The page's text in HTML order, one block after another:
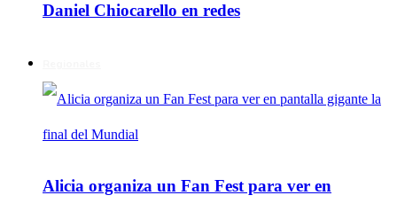
Daniel Chiocarello en redes
Alicia organiza un Fan Fest para ver en